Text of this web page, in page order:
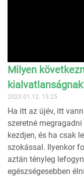
Milyen
2023.01.12. 15:25
Ha itt az újév, itt
szeretné
kezdjen, és ha csak
szokással. Ilyenkor
aztán tényleg
egészségesebben